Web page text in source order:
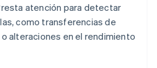
atención para detectar
como transferencias de
alteraciones en el rendimiento